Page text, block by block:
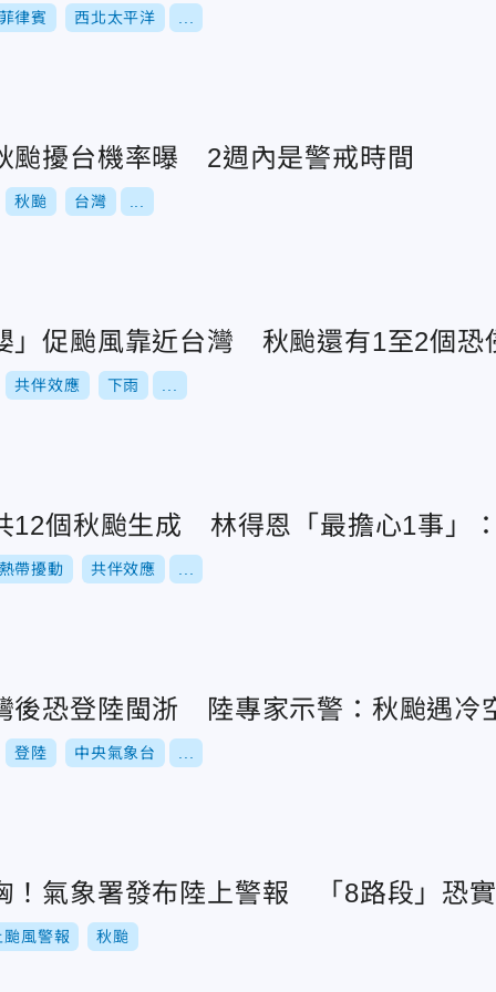
律賓 西北太平洋
颱擾台機率曝 2週內是警戒時間
秋颱 台灣
」促颱風靠近台灣 秋颱還有1至2個恐
共伴效應 下雨
12個秋颱生成 林得恩「最擔心1事」
帶擾動 共伴效應
後恐登陸閩浙 陸專家示警：秋颱遇冷
登陸 中央氣象台
！氣象署發布陸上警報 「8路段」恐
颱風警報 秋颱